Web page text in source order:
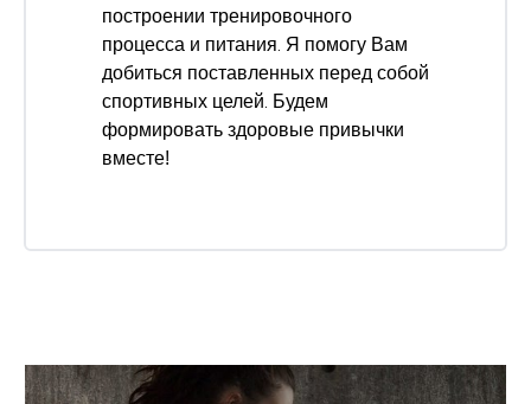
построении тренировочного
процесса и питания. Я помогу Вам
добиться поставленных перед собой
спортивных целей. Будем
формировать здоровые привычки
вместе!